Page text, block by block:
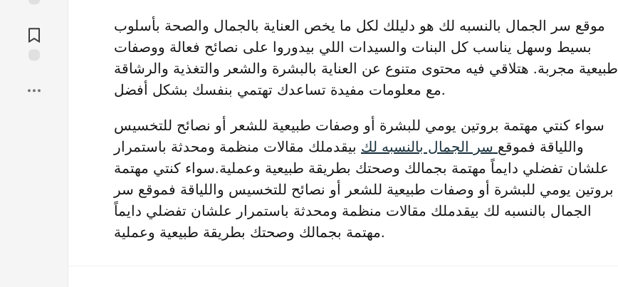
Comments
موقع سر الجمال بالنسبه لك هو دليلك لكل ما يخص العناية بالجمال والصحة بأسلوب
بسيط وسهل يناسب كل البنات والسيدات اللي بيدوروا على نصائح فعالة ووصفات
طبيعية مجربة. هتلاقي فيه محتوى متنوع عن العناية بالبشرة والشعر والتغذية والرشاقة
مع معلومات مفيدة تساعدك تهتمي بنفسك بشكل أفضل.
سواء كنتي مهتمة بروتين يومي للبشرة أو وصفات طبيعية للشعر أو نصائح للتخسيس
واللياقة فموقع سر الجمال بالنسبه لك بيقدملك مقالات منظمة ومحدثة باستمرار
علشان تفضلي دايماً مهتمة بجمالك وصحتك بطريقة طبيعية وعملية.سواء كنتي مهتمة
بروتين يومي للبشرة أو وصفات طبيعية للشعر أو نصائح للتخسيس واللياقة فموقع سر
الجمال بالنسبه لك بيقدملك مقالات منظمة ومحدثة باستمرار علشان تفضلي دايماً
مهتمة بجمالك وصحتك بطريقة طبيعية وعملية.